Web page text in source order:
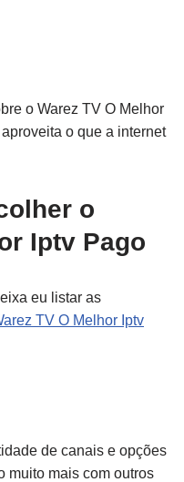
o Warez TV O Melhor
o que a internet
o
Iptv Pago
eu listar as
TV O Melhor Iptv
de canais e opções
muito mais com outros